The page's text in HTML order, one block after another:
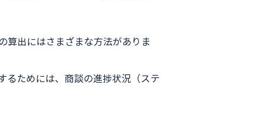
算出にはさまざまな方法がありま
るためには、商談の進捗状況（ステ